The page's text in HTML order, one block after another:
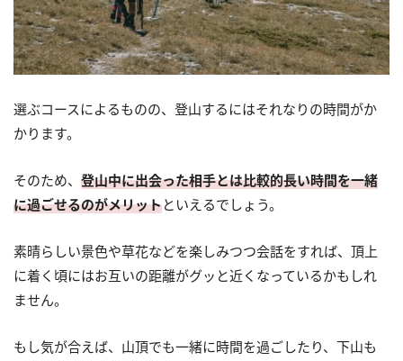
選ぶコースによるものの、登山するにはそれなりの時間がか
かります。
そのため、 登山中に出会った相手とは比較的長い時間を一緒
に過ごせるのがメリットといえるでしょう。
素晴らしい景色や草花などを楽しみつつ会話をすれば、頂上
に着く頃にはお互いの距離がグッと近くなっているかもしれ
ません。
もし気が合えば、山頂でも一緒に時間を過ごしたり、下山も